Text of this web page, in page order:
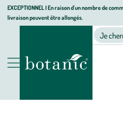
Aller
Aller
au
Aller
au
page
EXCEPTIONNEL I En raison d'un nombre de
livraison peuvent être allongés.
Nos produits
Jardinerie écologique, Je